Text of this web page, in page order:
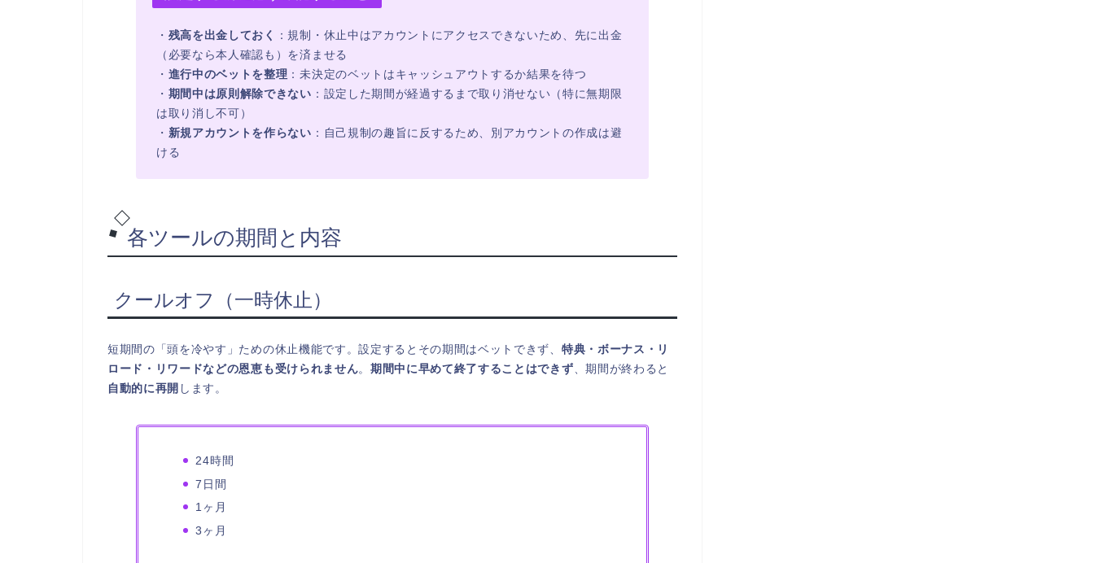
・ 残高を出金しておく
：規制・休止中はアカウントにアクセスできないため、先に出金
（必要なら本人確認も）を済ませる
・ 進行中のベットを整理 ：未決定のベットはキャッシュアウトするか結果を待つ
・ 期間中は原則解除できない ：設定した期間が経過するまで取り消せない（特に無期限
は取り消し不可）
・ 新規アカウントを作らない ：自己規制の趣旨に反するため、別アカウントの作成は避
ける
各ツールの期間と内容
クールオフ（一時休止）
短期間の「頭を冷やす」ための休止機能です。設定するとその期間はベットできず、 特典・ボーナス・リ
ロード・リワードなどの恩恵も受けられません。 期間中に早めて終了することはできず 、期間が終わると
自動的に再開 します。
24時間
7日間
1ヶ月
3ヶ月